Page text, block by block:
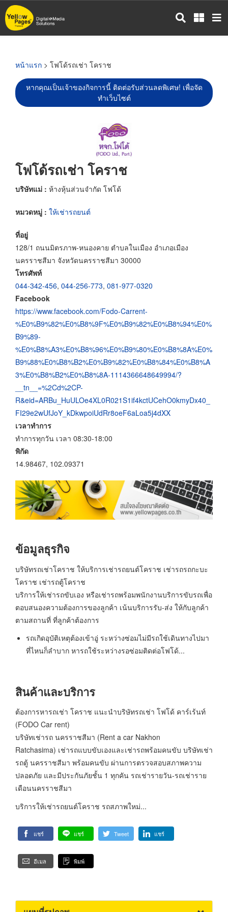
ข้าม
ไป
หน้าแรก > โฟโด้รถเช่า โคราช
หากคุณเป็นเจ้าของกิจการนี้ ติดต่อรับส่วนลดพิเศษ! เพื่อจัด
ทำเว็บไซต์
โฟโด้รถเช่า โคราช
บริษัทแม่ : ห้างหุ้นส่วนจำกัด โฟโด้
หมวดหมู่ : ให้เช่ารถยนต์
ที่อยู่
128/1 ถนนมิตรภาพ-หนองคาย ตำบลในเมือง อำเภอเมือง
นครราชสีมา จังหวัดนครราชสีมา 30000
โทรศัพท์
044-342-456, 044-256-773, 081-977-0320
Facebook
https://www.facebook.com/Fodo-Carrent-
%E0%B9%82%E0%B8%9F%E0%B9%82%E0%B8%94%E0%
B9%89-
%E0%B8%A3%E0%B8%96%E0%B9%80%E0%B8%8A%E0%
B9%88%E0%B8%B2%E0%B9%82%E0%B8%84%E0%B8%A
3%E0%B8%B2%E0%B8%8A-1114366648649994/?
__tn__=%2Cd%2CP-
R&eid=ARBu_HuULOe4XL0R021S1if4kctUCehO0kmyDx40_
FI29e2wUfJoY_kDkwpoiUdRr8oeF6aLoa5j4dXX
เวลาทำการ
ทำการทุกวัน เวลา 08:30-18:00
พิกัด
14.98467, 102.09371
ข้อมูลธุรกิจ
บริษัทรถเช่าโคราช ให้บริการเช่ารถยนต์โคราช เช่ารถรถกะบะ
โคราช เช่ารถตู้โคราช
บริการให้เช่ารถขับเอง หรือเช่ารถพร้อมพนักงานบริการขับรถเพื่อ
ตอบสนองความต้องการของลูกค้า เน้นบริการรับ-ส่ง ให้กับลูกค้า
ตามสถานที่ ที่ลูกค้าต้องการ
รถเกิดอุบัติเหตุต้องเข้าอู่ ระหว่างซ่อมไม่มีรถใช้เดินทางไปมา
ที่ไหนก็ลำบาก หารถใช้ระหว่างรอซ่อมติดต่อโฟโด้...
สินค้าและบริการ
ต้องการหารถเช่า โคราช แนะนำบริษัทรถเช่า โฟโด้ คาร์เร้นท์
(FODO Car rent)
บริษัทเช่ารถ นครราชสีมา (Rent a car Nakhon
Ratchasima) เช่ารถแบบขับเองและเช่ารถพร้อมคนขับ บริษัทเช่า
รถตู้ นครราชสีมา พร้อมคนขับ ผ่านการตรวจสอบสภาพความ
ปลอดภัย และมีประกันภัยชั้น 1 ทุกคัน รถเช่ารายวัน-รถเช่าราย
เดือนนครราชสีมา
บริการให้เช่ารถยนต์โคราช รถสภาพใหม่...
แชร์ แชร์ Tweet แชร์
อีเมล พิมพ์